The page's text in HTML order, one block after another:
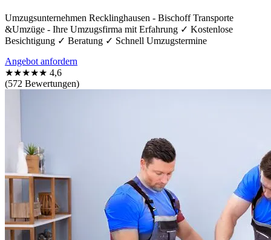
Umzugsunternehmen Recklinghausen - Bischoff Transporte
&Umzüge - Ihre Umzugsfirma mit Erfahrung ✓ Kostenlose
Besichtigung ✓ Beratung ✓ Schnell Umzugstermine
Angebot anfordern
★★★★★ 4,6
(572 Bewertungen)